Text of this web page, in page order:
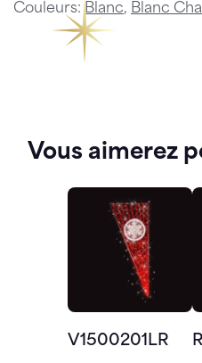
Couleurs:Blanc, Blanc
Vous aimerez
V1500201LR